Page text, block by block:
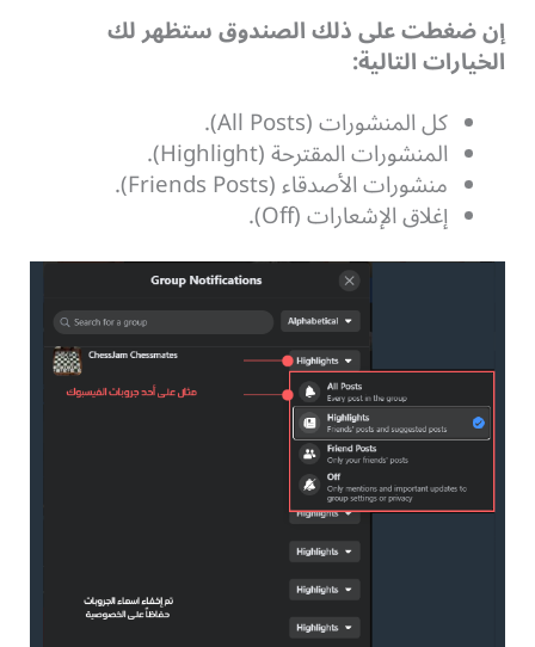
إن ضغطت على ذلك الصندوق ستظهر لك
الخيارات التالية:
كل المنشورات (All Posts).
المنشورات المقترحة (Highlight).
منشورات الأصدقاء (Friends Posts).
إغلاق الإشعارات (Off).